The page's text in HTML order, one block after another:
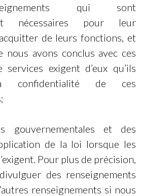
qui sont
nécessaires pour leur
de leurs fonctions, et
nous avons conclus avec ces
exigent d’eux qu’ils
confidentialité de ces
gouvernementales et des
de la loi lorsque les
Pour plus de précision,
des renseignements
renseignements si nous